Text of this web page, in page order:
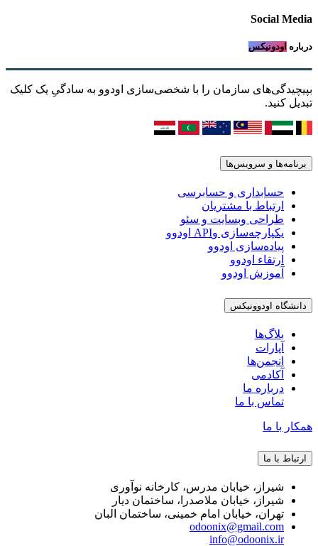
Social Media
درباره اودونیکس
بپیچیدگی‌های سازمان را با شخصی‌سازی اودوو به سادگیِ یک کلیک
تبدیل کنید.
برنامه‌ها و سرویس‌ها
حسابداری و حسابرسی
ارتباط با مشتریان
طراحی وبسایت و سئو
یکپارچه‌سازی وAPI اودوو
پیاده‌سازی اودوو
ارتقاء اودوو
آموزش اودوو
دانشگاه اودوونیکس
بلاگ‌ها
آپارات
انجمن‌ها
آکادمی
درباره ما
تماس با ما
همکار با ما
ارتباط با ما
شیراز، خیابان مدرس، کارخانه نوآوری
شیراز، خیابان ملاصدرا، ساختمان دیار
تهران، خیابان امام خمینی، ساختمان البان
odoonix@gmail.com
info@odoonix.ir